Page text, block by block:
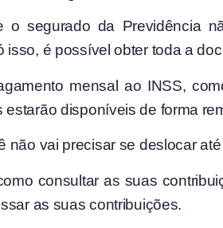
o segurado da Previdência
isso, é possível obter toda a
mensal ao INSS,
estarão disponíveis de forma
não vai precisar se deslocar
consultar as suas
as suas contribuições.